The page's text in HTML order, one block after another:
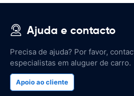
Ajuda e contacto
Precisa de ajuda? Por favor,
especialistas em aluguer de carro.
Apoio ao cliente